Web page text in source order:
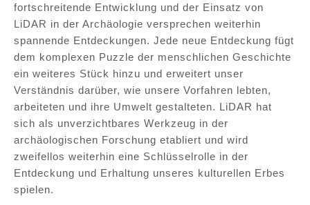
fortschreitende Entwicklung und der Einsatz von
LiDAR in der Archäologie versprechen weiterhin
spannende Entdeckungen. Jede neue Entdeckung fügt
dem komplexen Puzzle der menschlichen Geschichte
ein weiteres Stück hinzu und erweitert unser
Verständnis darüber, wie unsere Vorfahren lebten,
arbeiteten und ihre Umwelt gestalteten. LiDAR hat
sich als unverzichtbares Werkzeug in der
archäologischen Forschung etabliert und wird
zweifellos weiterhin eine Schlüsselrolle in der
Entdeckung und Erhaltung unseres kulturellen Erbes
spielen.